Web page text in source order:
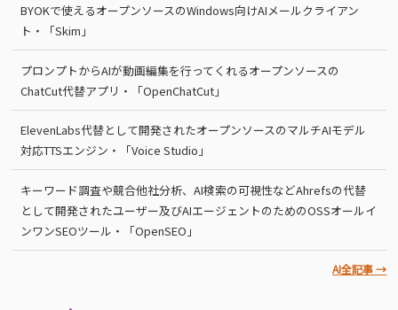
BYOKで使えるオープンソースのWindows向けAIメールクライアン
ト・「Skim」
プロンプトからAIが動画編集を行ってくれるオープンソースの
ChatCut代替アプリ・「OpenChatCut」
ElevenLabs代替として開発されたオープンソースのマルチAIモデル
対応TTSエンジン・「Voice Studio」
キーワード調査や競合他社分析、AI検索の可視性などAhrefsの代替
として開発されたユーザー及びAIエージェントのためのOSSオールイ
ンワンSEOツール・「OpenSEO」
AI全記事 →